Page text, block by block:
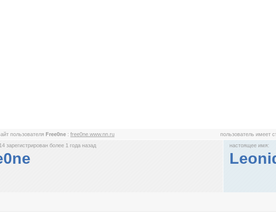
пользователя Free0ne : free0ne.www.nn.ru пользователь имеет
зарегистрирован более 1 года назад
настоящее имя: